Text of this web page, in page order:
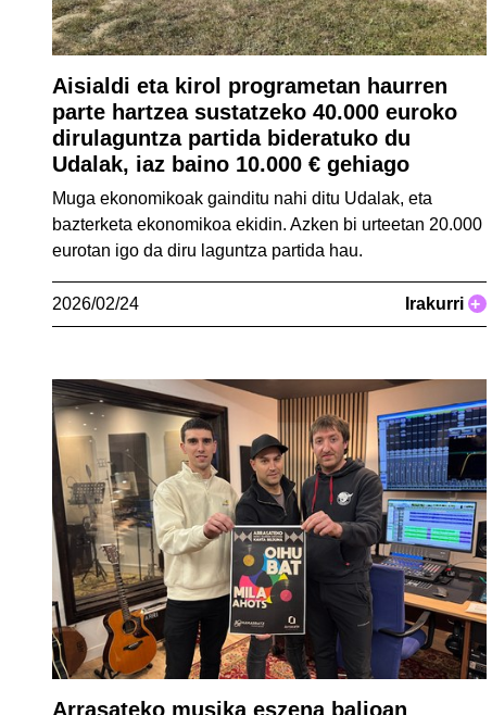
Aisialdi eta kirol programetan haurren
parte hartzea sustatzeko 40.000 euroko
dirulaguntza partida bideratuko du
Udalak, iaz baino 10.000 € gehiago
Muga ekonomikoak gainditu nahi ditu Udalak, eta
bazterketa ekonomikoa ekidin. Azken bi urteetan 20.000
eurotan igo da diru laguntza partida hau.
2026/02/24 Irakurri +
Arrasateko musika eszena balioan